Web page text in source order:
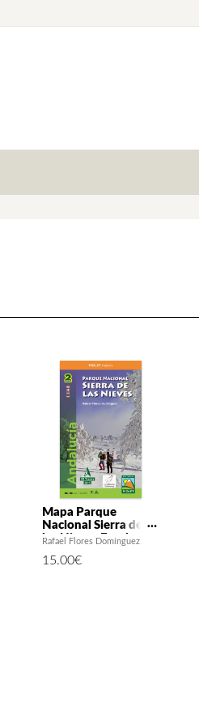
Mapa Parque
Nacional Sierra de
las Nieves Escala
Rafael Flores Domínguez
15.00€